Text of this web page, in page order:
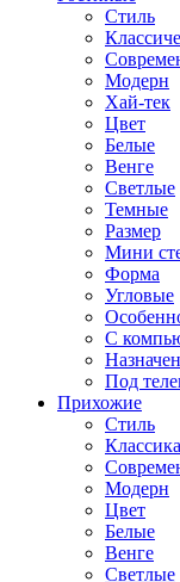
Стиль
Модерн
Хай-тек
Цвет
Белые
Венге
Светлые
Темные
Размер
Мини
Форма
Угловые
С
Под
Прихожие
Стиль
Классика
Модерн
Цвет
Белые
Венге
Светлые